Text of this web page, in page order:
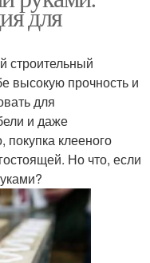
для
строительный
высокую прочность и
для
и даже
клееного
Но что, если